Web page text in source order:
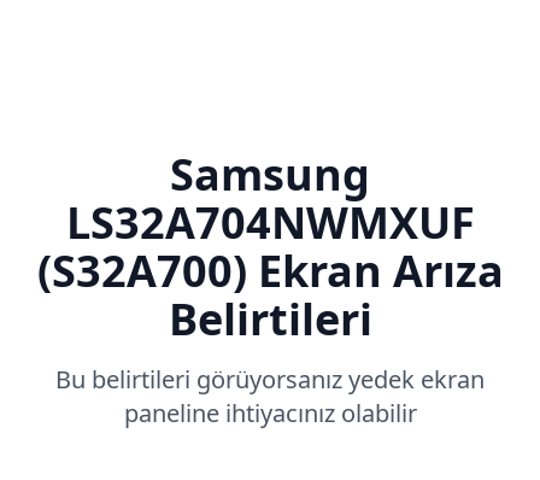
Samsung
LS32A704NWMXUF
(S32A700) Ekran Arıza
Belirtileri
Bu belirtileri görüyorsanız yedek ekran
paneline ihtiyacınız olabilir